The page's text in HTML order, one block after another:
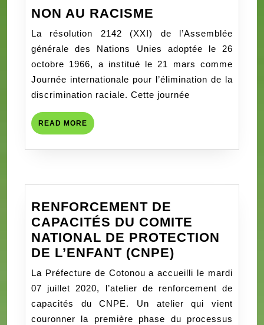
NON AU RACISME
AU
RACISME
La résolution 2142 (XXI) de l’Assemblée
générale des Nations Unies adoptée le 26
octobre 1966, a institué le 21 mars comme
Journée internationale pour l’élimination de la
discrimination raciale. Cette journée
READ MORE READ
MORE
RENFORCEMENT DE
CAPACITÉS DU COMITE
NATIONAL DE PROTECTION
DE L’ENFANT (CNPE)
DE
CAPACITÉS
DU
COMITE
La Préfecture de Cotonou a accueilli le mardi
07 juillet 2020, l’atelier de renforcement de
capacités du CNPE. Un atelier qui vient
couronner la première phase du processus